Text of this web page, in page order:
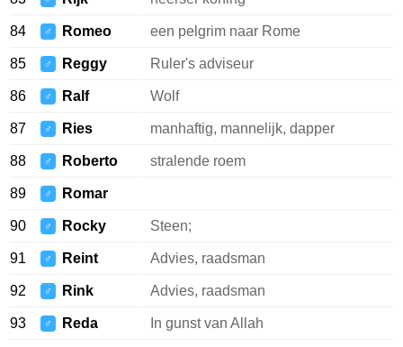
84 ♂ Romeo een pelgrim naar Rome
85 ♂ Reggy Ruler's adviseur
86 ♂ Ralf Wolf
87 ♂ Ries manhaftig, mannelijk, dapper
88 ♂ Roberto stralende roem
89 ♂ Romar
90 ♂ Rocky Steen;
91 ♂ Reint Advies, raadsman
92 ♂ Rink Advies, raadsman
93 ♂ Reda In gunst van Allah